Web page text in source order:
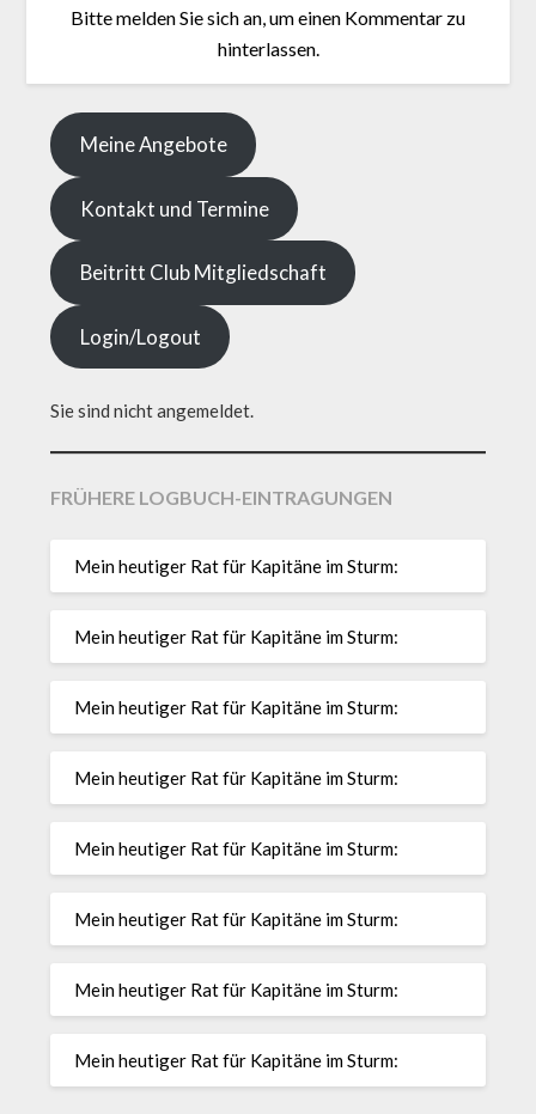
Bitte melden Sie sich an, um einen Kommentar zu
hinterlassen.
Meine Angebote
Kontakt und Termine
Beitritt Club Mitgliedschaft
Login/Logout
Sie sind nicht angemeldet.
FRÜHERE LOGBUCH-EINTRAGUNGEN
Mein heutiger Rat für Kapitäne im Sturm:
Mein heutiger Rat für Kapitäne im Sturm:
Mein heutiger Rat für Kapitäne im Sturm:
Mein heutiger Rat für Kapitäne im Sturm:
Mein heutiger Rat für Kapitäne im Sturm:
Mein heutiger Rat für Kapitäne im Sturm:
Mein heutiger Rat für Kapitäne im Sturm:
Mein heutiger Rat für Kapitäne im Sturm: